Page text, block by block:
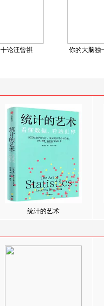
十论汪曾祺 你的大脑独
统计的艺术